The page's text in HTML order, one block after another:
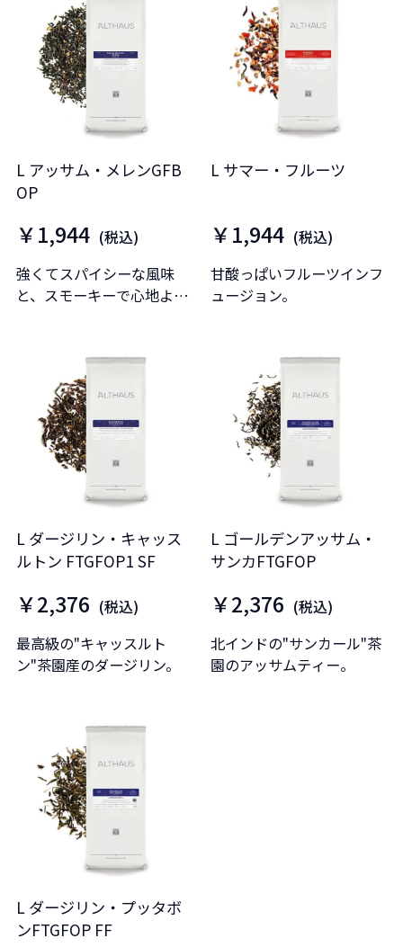
L アッサム・メレンGFB
OP
￥1,944 (税込)
強くてスパイシーな風味
と、スモーキーで心地よい
L サマー・フルーツ
￥1,944 (税込)
甘酸っぱいフルーツインフ
ュージョン。
L ダージリン・キャッス
ルトン FTGFOP1 SF
￥2,376 (税込)
最高級の"キャッスルト
ン"茶園産のダージリン。
L ゴールデンアッサム・
サンカFTGFOP
￥2,376 (税込)
北インドの"サンカール"茶
園のアッサムティー。
L ダージリン・プッタボ
ンFTGFOP FF